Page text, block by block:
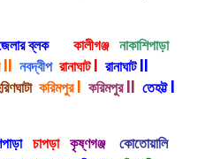
ব্লক কালীগঞ্জ নাকাশিপাড়া
II নবদ্বীপ রানাঘাট I রানাঘাট II
করিমপুর I করিমপুর II তেহট্ট I
চাপড়া কৃষ্ণগঞ্জ
কোতোয়ালি